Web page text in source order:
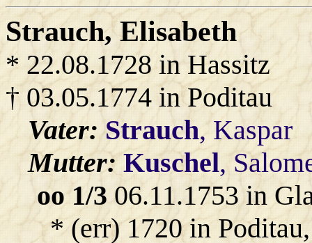
Strauch, Elisabeth
* 22.08.1728 in Hassitz
† 03.05.1774 in Poditau
Vater:Strauch, Kaspar
Mutter:Kuschel,
oo 1/306.11.1753 in
* (err) 1720 in